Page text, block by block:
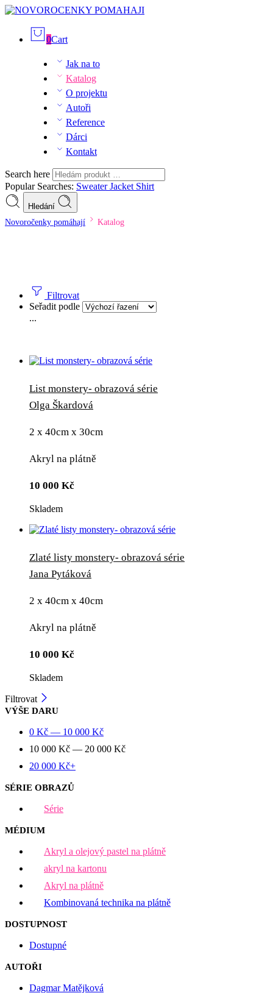
0Cart
Jak na to
Katalog
O projektu
Autoři
Reference
Dárci
Kontakt
Search here
Popular Searches: SweaterJacket Shirt
Hledání
Novoročenky pomáhají Katalog
Filtrovat
Seřadit podle
...
List monstery- obrazová série
Olga Škardová
2 x 40cm x 30cm
Akryl na plátně
10 000 Kč
Skladem
Zlaté listy monstery- obrazová série
Jana Pytáková
2 x 40cm x 40cm
Akryl na plátně
10 000 Kč
Skladem
Filtrovat
VÝŠE DARU
0 Kč — 10 000 Kč
10 000 Kč — 20 000 Kč
20 000 Kč+
SÉRIE OBRAZŮ
Série
MÉDIUM
Akryl a olejový pastel na plátně
akryl na kartonu
Akryl na plátně
Kombinovaná technika na plátně
DOSTUPNOST
Dostupné
AUTOŘI
Dagmar Matějková